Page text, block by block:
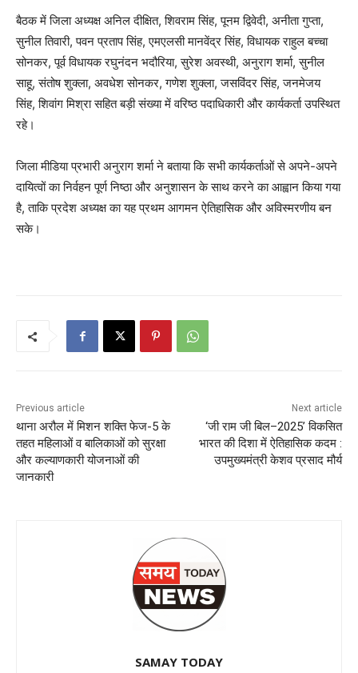
बैठक में जिला अध्यक्ष अनिल दीक्षित, शिवराम सिंह, पूनम द्विवेदी, अनीता गुप्ता,
सुनील तिवारी, पवन प्रताप सिंह, एमएलसी मानवेंद्र सिंह, विधायक राहुल बच्चा
सोनकर, पूर्व विधायक रघुनंदन भदौरिया, सुरेश अवस्थी, अनुराग शर्मा, सुनील
साहू, संतोष शुक्ला, अवधेश सोनकर, गणेश शुक्ला, जसविंदर सिंह, जनमेजय
सिंह, शिवांग मिश्रा सहित बड़ी संख्या में वरिष्ठ पदाधिकारी और कार्यकर्ता उपस्थित
रहे।
जिला मीडिया प्रभारी अनुराग शर्मा ने बताया कि सभी कार्यकर्ताओं से अपने-अपने
दायित्वों का निर्वहन पूर्ण निष्ठा और अनुशासन के साथ करने का आह्वान किया गया
है, ताकि प्रदेश अध्यक्ष का यह प्रथम आगमन ऐतिहासिक और अविस्मरणीय बन
सके।
Previous article
थाना अरौल में मिशन शक्ति फेज-5 के
तहत महिलाओं व बालिकाओं को सुरक्षा
और कल्याणकारी योजनाओं की
जानकारी
Next article
‘जी राम जी बिल–2025’ विकसित
भारत की दिशा में ऐतिहासिक कदम :
उपमुख्यमंत्री केशव प्रसाद मौर्य
SAMAY TODAY